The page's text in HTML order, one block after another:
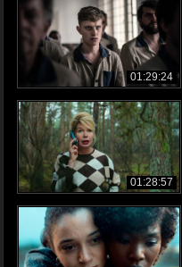
01:29:24
01:28:57